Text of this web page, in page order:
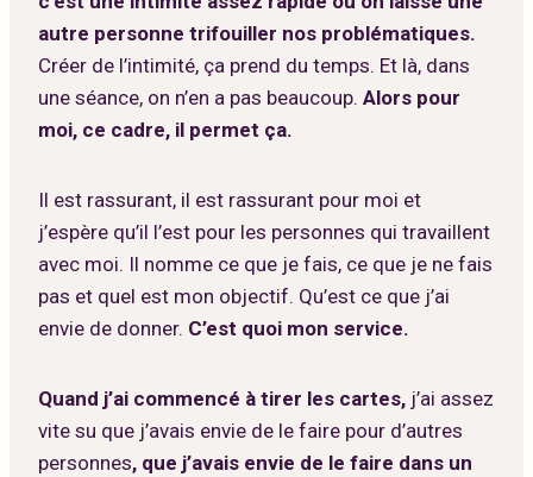
autre personne trifouiller nos problématiques.
Créer de l’intimité, ça prend du temps. Et là, dans
une séance, on n’en a pas beaucoup. Alors pour
moi, ce cadre, il permet ça.
Il est rassurant, il est rassurant pour moi et
j’espère qu’il l’est pour les personnes qui travaillent
avec moi. Il nomme ce que je fais, ce que je ne fais
pas et quel est mon objectif. Qu’est ce que j’ai
envie de donner. C’est quoi mon service.
Quand j’ai commencé à tirer les cartes, j’ai assez
vite su que j’avais envie de le faire pour d’autres
personnes, que j’avais envie de le faire dans un